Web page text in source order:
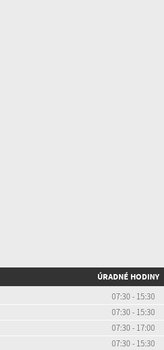
ÚRADNÉ HODINY
07:30 - 15:30
07:30 - 15:30
07:30 - 17:00
07:30 - 15:30